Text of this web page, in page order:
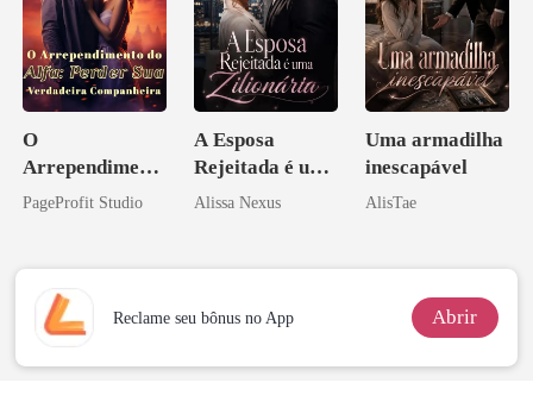
O
Arrependiment
o do Alfa:
Companheira
PageProfit Studio
A Esposa
Rejeitada é uma
Zilionária
Alissa Nexus
Uma armadilha
inescapável
AlisTae
Reclame seu bônus no App Abrir